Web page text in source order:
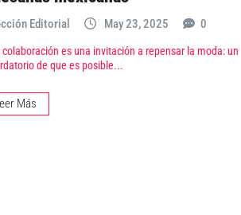
Editorial May 23, 2025 0
colaboración es una invitación a repensar la moda: un
de que es posible...
Más